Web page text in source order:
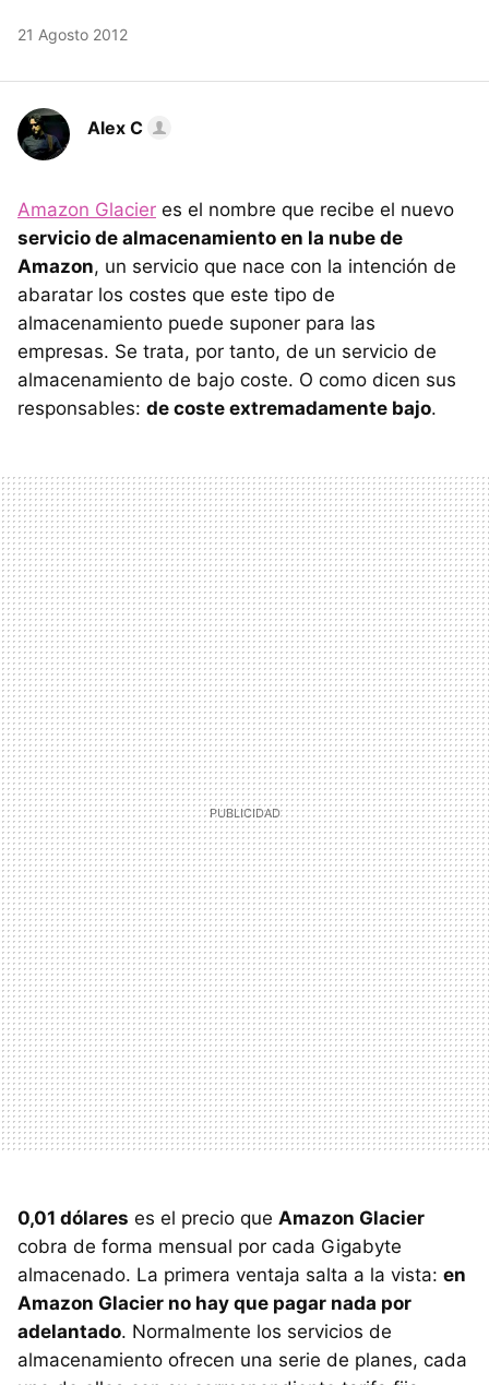
21 Agosto 2012
Alex C
Amazon Glacier es el nombre que recibe el nuevo
servicio de almacenamiento en la nube de
Amazon, un servicio que nace con la intención de
abaratar los costes que este tipo de
almacenamiento puede suponer para las
empresas. Se trata, por tanto, de un servicio de
almacenamiento de bajo coste. O como dicen sus
responsables: de coste extremadamente bajo.
0,01 dólares es el precio que Amazon Glacier
cobra de forma mensual por cada Gigabyte
almacenado. La primera ventaja salta a la vista: en
Amazon Glacier no hay que pagar nada por
adelantado. Normalmente los servicios de
almacenamiento ofrecen una serie de planes, cada